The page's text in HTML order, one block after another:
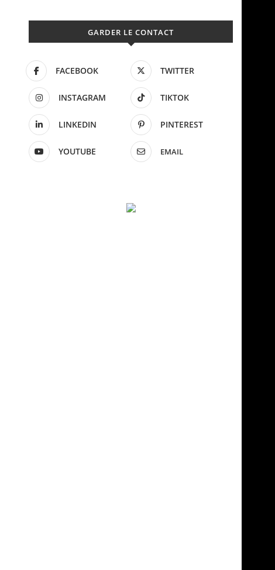
GARDER LE CONTACT
FACEBOOK TWITTER
INSTAGRAM TIKTOK
LINKEDIN PINTEREST
YOUTUBE EMAIL